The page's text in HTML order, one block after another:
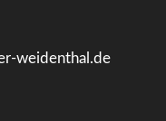
weidenthal.de